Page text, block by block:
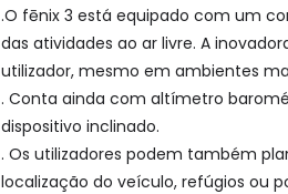
.O fēnix 3 está equipado com um
das atividades ao ar livre. A
utilizador, mesmo em ambientes
. Conta ainda com altímetro
dispositivo inclinado.
. Os utilizadores podem também
localização do veículo, refúgios ou